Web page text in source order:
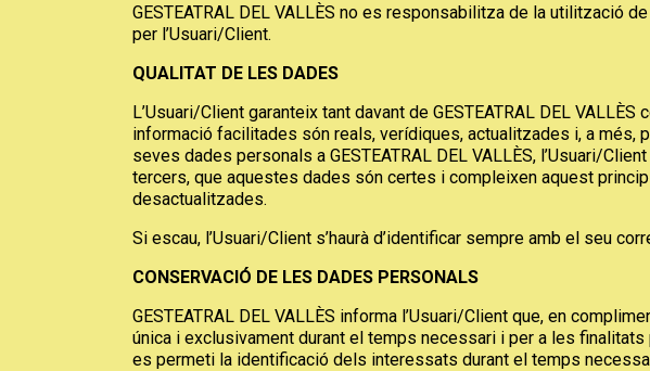
GESTEATRAL DEL VALLÈS no es responsabilitza de la utilització
per l’Usuari/Client.
QUALITAT DE LES DADES
L’Usuari/Client garanteix tant davant de GESTEATRAL DEL
informació facilitades són reals, verídiques, actualitzades i, a més,
seves dades personals a GESTEATRAL DEL VALLÈS, l’Usuari/
tercers, que aquestes dades són certes i compleixen aquest
desactualitzades.
Si escau, l’Usuari/Client s’haurà d’identificar sempre amb el seu
CONSERVACIÓ DE LES DADES PERSONALS
GESTEATRAL DEL VALLÈS informa l’Usuari/Client que, en
única i exclusivament durant el temps necessari i per a les
es permeti la identificació dels interessats durant el temps